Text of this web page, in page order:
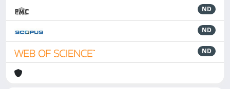
ND
ND
ND